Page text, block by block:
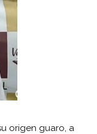
origen guaro, a